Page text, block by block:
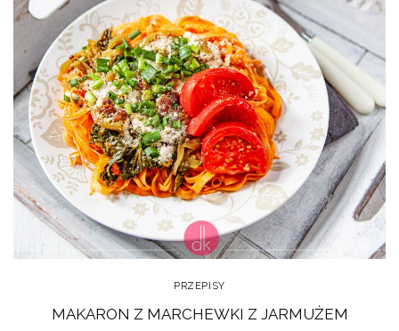
PRZEPISY
MAKARON Z MARCHEWKI Z JARMUŻEM